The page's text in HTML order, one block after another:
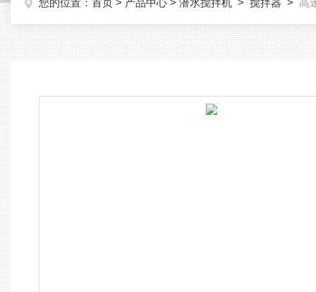
您的位置： 首页 > 产品中心 > 潜水搅拌机 > 搅拌器 > 高